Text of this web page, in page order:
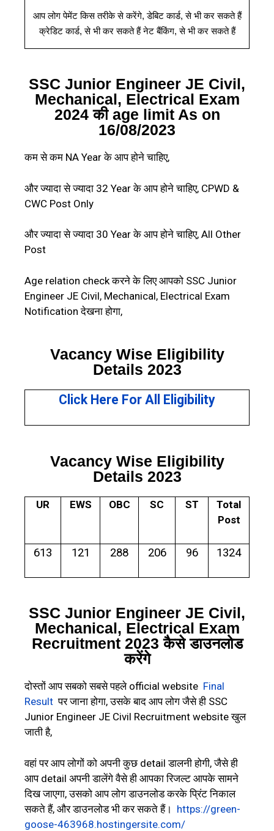
आप लोग पेमेंट किस तरीके से करेंगे,डेबिट कार्ड,से भी कर सकते हैं
क्रेडिट कार्ड,से भी कर सकते हैं नेट बैंकिंग,से भी कर सकते हैं
SSC Junior Engineer JE Civil,
Mechanical, Electrical Exam
2024 की age limit As on
16/08/2023
कम से कम NA Year के आप होने चाहिए,
और ज्यादा से ज्यादा 32 Year के आप होने चाहिए, CPWD &
CWC Post Only
और ज्यादा से ज्यादा 30 Year के आप होने चाहिए, All Other
Post
Age relation check करने के लिए आपको SSC Junior
Engineer JE Civil, Mechanical, Electrical Exam
Notification देखना होगा,
Vacancy Wise Eligibility
Details 2023
Click Here For All Eligibility
Vacancy Wise Eligibility
Details 2023
UR EWS OBC SC ST
Total
Post
613 121 288 206 96 1324
SSC Junior Engineer JE Civil,
Mechanical, Electrical Exam
Recruitment 2023 कैसे डाउनलोड
करेंगे
दोस्तों आप सबको सबसे पहले official website Final
Result पर जाना होगा, उसके बाद आप लोग जैसे ही SSC
Junior Engineer JE Civil Recruitment website खुल
जाती है,
वहां पर आप लोगों को अपनी कुछ detail डालनी होगी, जैसे ही
आप detail अपनी डालेंगे वैसे ही आपका रिजल्ट आपके सामने
दिख जाएगा, उसको आप लोग डाउनलोड करके प्रिंट निकाल
सकते हैं, और डाउनलोड भी कर सकते हैं। https://green-
goose-463968.hostingersite.com/